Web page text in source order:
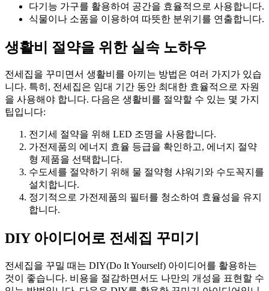
다기능 가구를 활용하여 공간을 효율적으로 사용합니다.
식물이나 소품을 이용하여 따뜻한 분위기를 연출합니다.
생활비 절약을 위한 실속 노하우
전세집을 꾸미면서 생활비를 아끼는 방법은 여러 가지가 있습
니다. 특히, 전세집은 임대 기간 동안 최대한 효율적으로 자원
을 사용해야 합니다. 다음은 생활비를 절약할 수 있는 몇 가지
팁입니다:
전기세 절약을 위해 LED 조명을 사용합니다.
가전제품의 에너지 효율 등급을 확인하고, 에너지 절약
형 제품을 선택합니다.
수도세를 절약하기 위해 물 절약형 샤워기와 수도꼭지를
설치합니다.
정기적으로 가전제품의 필터를 청소하여 효율성을 유지
합니다.
DIY 아이디어로 전세집 꾸미기
전세집을 꾸밀 때는 DIY(Do It Yourself) 아이디어를 활용하는
것이 좋습니다. 비용을 절감하면서도 나만의 개성을 표현할 수